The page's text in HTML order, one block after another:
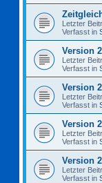
Letzter
Verfasst in
Version
Letzter
Verfasst in
Version
Letzter
Verfasst in
Version
Letzter
Verfasst in
Version
Letzter
Verfasst in